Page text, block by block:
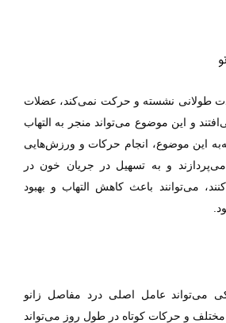
طولانی نشسته و حرکت نمی‌کند، عضلات
و این موضوع می‌تواند منجر به التهاب
این موضوع، انجام حرکات و ورزش‌هایی
و به تسهیل در جریان خون در
می‌توانند باعث کاهش التهاب و بهبود
.
می‌تواند عامل اصلی درد مفاصل زانو
و حرکات کوتاه در طول روز می‌تواند